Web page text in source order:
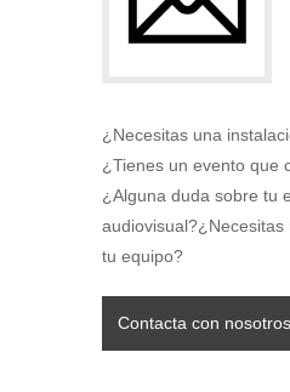
¿Necesitas una
¿Tienes un evento que
¿Alguna duda sobre tu
audiovisual?¿Necesitas
tu equipo?
Contacta con